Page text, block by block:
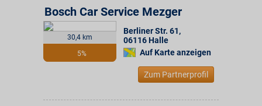
30,4 km
5%
Bosch Car Service Mezger
Berliner Str. 61,
06116 Halle
Auf Karte anzeigen
Zum Partnerprofil